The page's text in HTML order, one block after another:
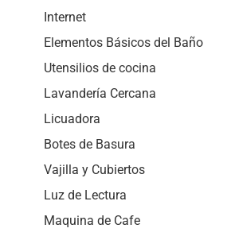
Internet
Elementos Básicos del Baño
Utensilios de cocina
Lavandería Cercana
Licuadora
Botes de Basura
Vajilla y Cubiertos
Luz de Lectura
Maquina de Cafe